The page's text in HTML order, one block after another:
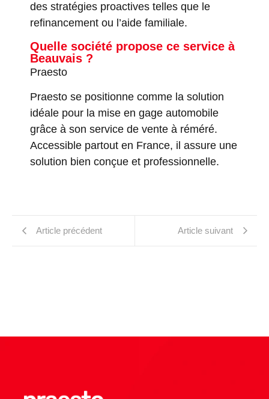
des stratégies proactives telles que le
refinancement ou l’aide familiale.
Quelle société propose ce service à
Beauvais ?
Praesto
Praesto se positionne comme la solution
idéale pour la mise en gage automobile
grâce à son service de vente à réméré.
Accessible partout en France, il assure une
solution bien conçue et professionnelle.
Article précédent Article suivant